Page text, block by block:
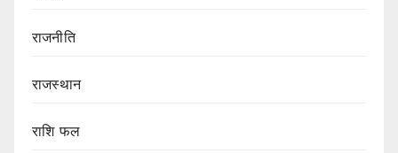
राजनीति
राजस्थान
राशि फल